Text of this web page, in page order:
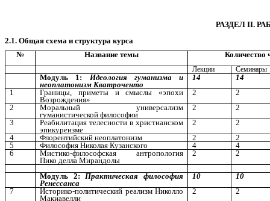
РАЗДЕЛ ІІ.
2.1. Общая схема и структура курса
№
Название темы Количество
Лекции Семинары
Модуль 1: Идеология гуманизма и
неоплатонизм Кватроченто
14
14
1
Границы, приметы и смыслы «эпохи
Возрождения»
2
2
2
Моральный универсализм
гуманистической философии
2
2
3
Реабилитация телесности в христианском
эпикуреизме
2
2
4
Флорентийский неоплатонизм 2
2
5
Философия Николая Кузанского 4
4
6
Мистико-философская антропология
Пико делла Мирандолы
2 2
Модуль 2:Практическая философия
Ренессанса
10
10
7
Историко-политический реализм Николло
Макиавелли
2
2